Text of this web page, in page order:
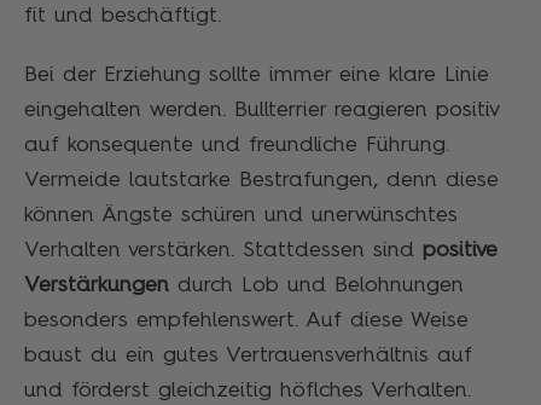
fit und beschäftigt.
Bei der Erziehung sollte immer eine klare Linie
eingehalten werden. Bullterrier reagieren positiv
auf konsequente und freundliche Führung.
Vermeide lautstarke Bestrafungen, denn diese
können Ängste schüren und unerwünschtes
Verhalten verstärken. Stattdessen sind positive
Verstärkungen durch Lob und Belohnungen
besonders empfehlenswert. Auf diese Weise
baust du ein gutes Vertrauensverhältnis auf
und förderst gleichzeitig höflches Verhalten.